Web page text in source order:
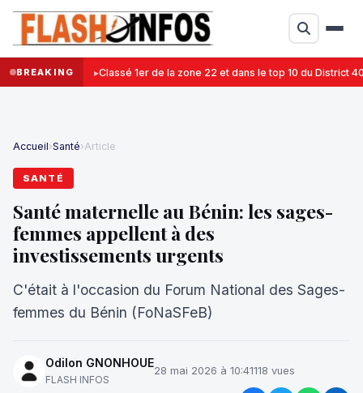
BREAKING Classé 1er de la zone 22 et dans le top 10 du District
Accueil›Santé›Article
SANTÉ
Santé maternelle au Bénin: les sages-
femmes appellent à des
investissements urgents
C'était à l'occasion du Forum National des Sages-
femmes du Bénin (FoNaSFeB)
Odilon GNONHOUE
FLASH INFOS
28 mai 2026 à 10:41118 vues